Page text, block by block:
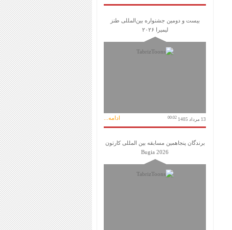
بیست و دومین جشنواره بین‌المللی طنز
لیمیرا ۲۰۲۶
13 مرداد 1405 00:02 ادامه...
برندگان پنجاهمین مسابقه بین المللی کارتون
Bugia 2026